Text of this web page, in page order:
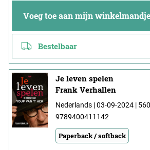
Voeg toe aan mijn winkelmandje
Bestelbaar
Je leven spelen
Frank Verhallen
Nederlands | 03-09-2024 |
9789400411142
Paperback / softback